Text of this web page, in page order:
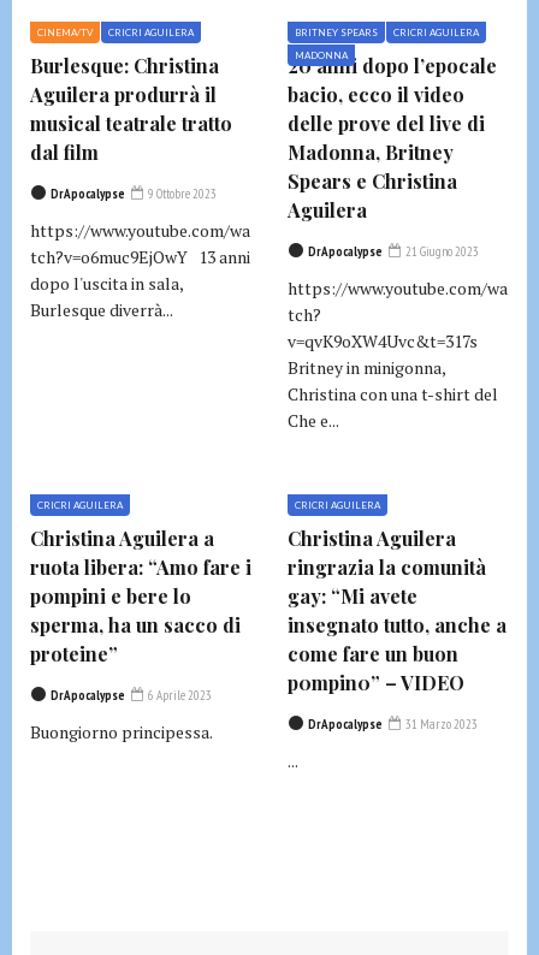
CINEMA/TV CRICRI AGUILERA
Burlesque: Christina
Aguilera produrrà il
musical teatrale tratto
dal film
DrApocalypse 9 Ottobre 2023
https://www.youtube.com/wa
tch?v=o6muc9EjOwY 13 anni
dopo l'uscita in sala,
Burlesque diverrà...
BRITNEY SPEARS
CRICRI AGUILERA
MADONNA
20 anni dopo l’epocale
bacio, ecco il video
delle prove del live di
Madonna, Britney
Spears e Christina
Aguilera
DrApocalypse 21 Giugno 2023
https://www.youtube.com/wa
tch?
v=qvK9oXW4Uvc&t=317s
Britney in minigonna,
Christina con una t-shirt del
Che e...
CRICRI AGUILERA
Christina Aguilera a
ruota libera: “Amo fare i
p0mpini e bere lo
sperma, ha un sacco di
proteine”
DrApocalypse 6 Aprile 2023
Buongiorno principessa.
CRICRI AGUILERA
Christina Aguilera
ringrazia la comunità
gay: “Mi avete
insegnato tutto, anche a
come fare un buon
p0mpin0” – VIDEO
DrApocalypse 31 Marzo 2023
...